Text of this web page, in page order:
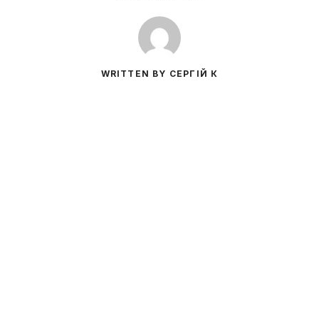
WRITTEN BY СЕРГІЙ К